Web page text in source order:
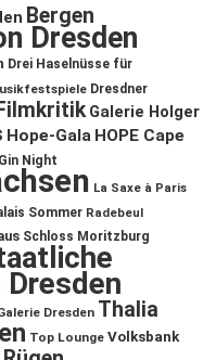
Bergen
Dresden
Drei Haselnüsse für
Dresdner
Galerie Holger
Hope-Gala HOPE Cape
Night
La Saxe à Paris
Sommer Radebeul
Schloss Moritzburg
Dresden Thalia
Top Lounge Volksbank